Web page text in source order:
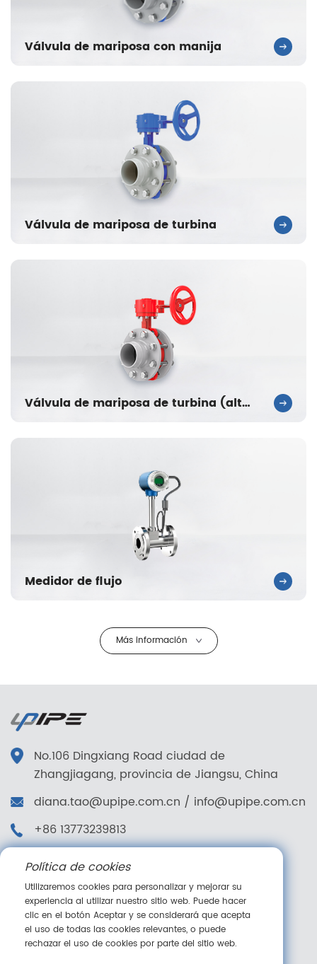
Válvula de mariposa con manija
Válvula de mariposa de turbina
Válvula de mariposa de turbina (alta temperatura)
Medidor de flujo
Más información
No.106 Dingxiang Road ciudad de
Zhangjiagang, provincia de Jiangsu, China
diana.tao@upipe.com.cn / info@upipe.com.cn
+86 13773239813
+86 13773239813
Síganos
Política de cookies
Utilizaremos cookies para personalizar y mejorar su
experiencia al utilizar nuestro sitio web. Puede hacer
clic en el botón Aceptar y se considerará que acepta
el uso de todas las cookies relevantes, o puede
rechazar el uso de cookies por parte del sitio web.